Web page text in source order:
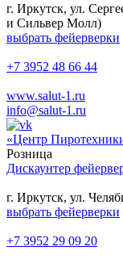
г. Иркутск, ул.
и Сильвер Молл)
выбрать фейерверки
+7 3952 48 66 44
www.salut-1.ru
info@salut-1.ru
«Центр
Розница
Дискаунтер
г. Иркутск, ул.
выбрать фейерверки
+7 3952 29 09 20